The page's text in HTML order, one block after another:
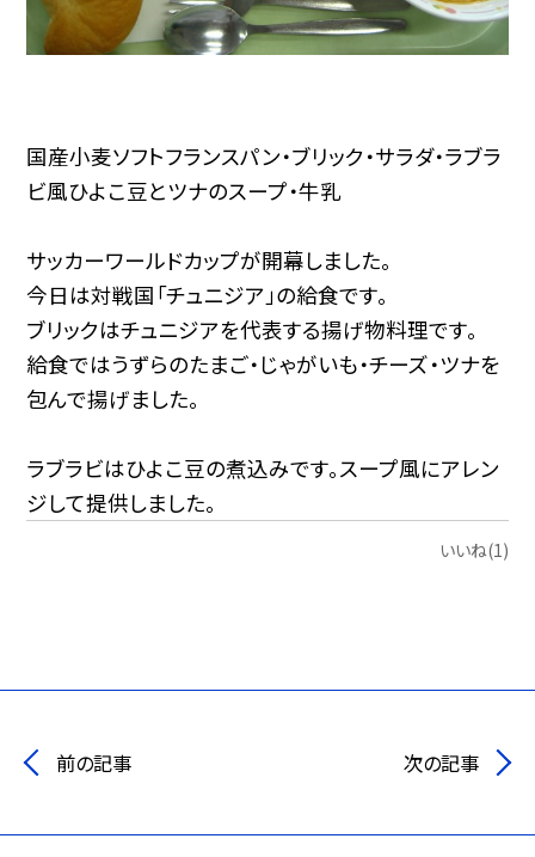
国産小麦ソフトフランスパン・ブリック・サラダ・ラブラ
ビ風ひよこ豆とツナのスープ・牛乳
サッカーワールドカップが開幕しました。
今日は対戦国「チュニジア」の給食です。
ブリックはチュニジアを代表する揚げ物料理です。
給食ではうずらのたまご・じゃがいも・チーズ・ツナを
包んで揚げました。
ラブラビはひよこ豆の煮込みです。スープ風にアレン
ジして提供しました。
いいね(1)
前の記事 次の記事